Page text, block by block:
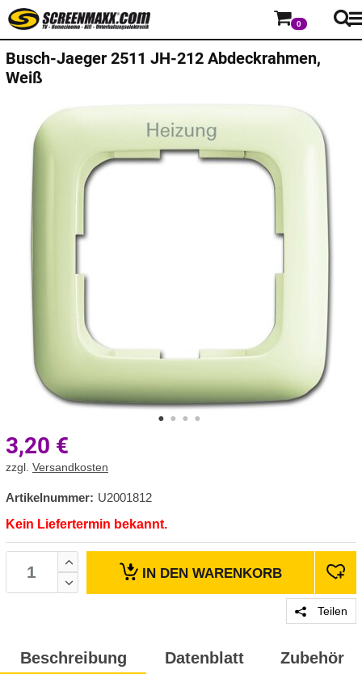
0
Busch-Jaeger 2511 JH-212 Abdeckrahmen,
Weiß
3,20 €
zzgl. Versandkosten
Artikelnummer: U2001812
Kein Liefertermin bekannt.
IN DEN WARENKORB
Teilen
Beschreibung Datenblatt Zubehör